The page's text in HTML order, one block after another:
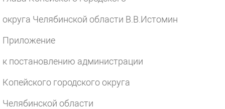
округа Челябинской области В.В.Истомин
Приложение
к постановлению администрации
Копейского городского округа
Челябинской области